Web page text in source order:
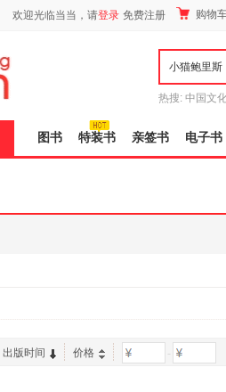
欢迎光临当当，请登录 免费注册 购物
热搜: 中国文
图书 特装书 亲签书 电子书
出版时间 价格 -